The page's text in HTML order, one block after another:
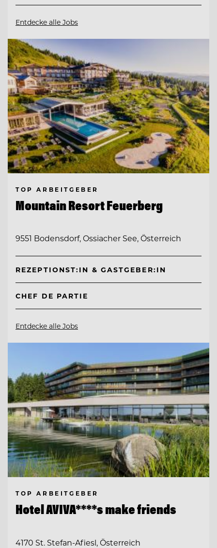
Entdecke alle Jobs
TOP ARBEITGEBER
Mountain Resort Feuerberg
9551 Bodensdorf, Ossiacher See, Österreich
REZEPTIONST:IN & GASTGEBER:IN
CHEF DE PARTIE
Entdecke alle Jobs
TOP ARBEITGEBER
Hotel AVIVA****s make friends
4170 St. Stefan-Afiesl, Österreich